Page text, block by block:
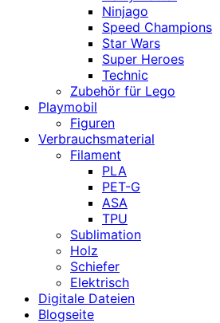
Ninjago
Speed Champions
Star Wars
Super Heroes
Technic
Zubehör für Lego
Playmobil
Figuren
Verbrauchsmaterial
Filament
PLA
PET-G
ASA
TPU
Sublimation
Holz
Schiefer
Elektrisch
Digitale Dateien
Blogseite